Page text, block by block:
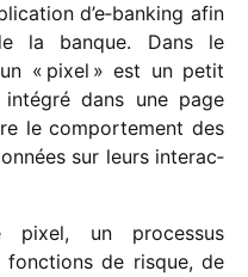
d’e‑banking afin
la banque. Dans le
« pixel » est un petit
dans une page
le compor­te­ment des
sur leurs inter­ac­
pixel, un proces­sus
fonc­tions de risque, de